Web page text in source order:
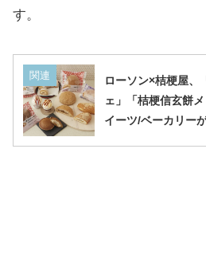
す。
関連
ローソン×桔梗屋、
ェ」「桔梗信玄餅
イーツ/ベーカリー